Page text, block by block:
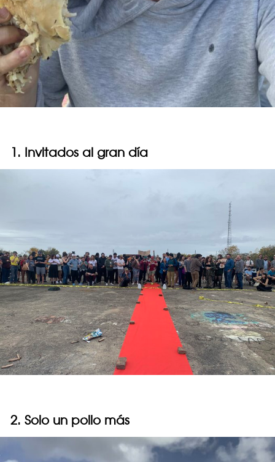
1. Invitados al gran día
2. Solo un pollo más